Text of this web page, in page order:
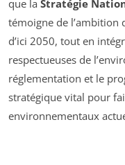
que la Stratégie
témoigne de l’ambition
d’ici 2050, tout en
respectueuses de
réglementation et le
stratégique vital pour
environnementaux